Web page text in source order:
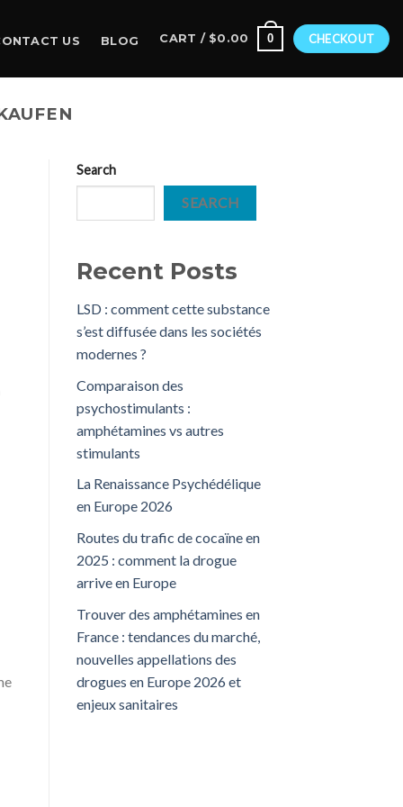
US BLOG CART / $0.00 0 CHECKOUT
Search
SEARCH
Recent Posts
LSD : comment cette substance
s’est diffusée dans les sociétés
modernes ?
Comparaison des
psychostimulants :
amphétamines vs autres
stimulants
La Renaissance Psychédélique
en Europe 2026
Routes du trafic de cocaïne en
2025 : comment la drogue
arrive en Europe
Trouver des amphétamines en
France : tendances du marché,
nouvelles appellations des
drogues en Europe 2026 et
enjeux sanitaires